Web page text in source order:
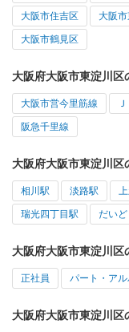
大阪市住吉区 大阪
大阪市鶴見区
大阪府大阪市東淀川
大阪市営今里筋線
阪急千里線
大阪府大阪市東淀川
相川駅 淡路駅
瑞光四丁目駅 だい
大阪府大阪市東淀川
正社員 パート・アル
大阪府大阪市東淀川